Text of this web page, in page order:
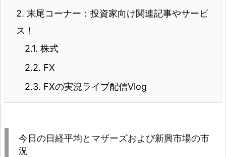
2. 末尾コーナー：投資家向け関連記事やサービ
ス！
2.1. 株式
2.2. FX
2.3. FXの実況ライブ配信Vlog
今日の日経平均とマザーズおよび新興市場の市
況